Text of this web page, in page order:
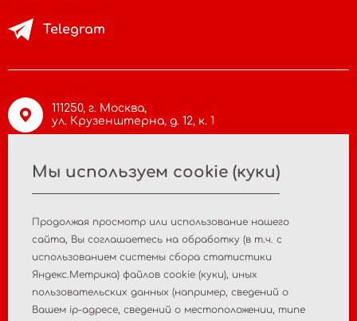
111250, г. Москва,
ул. Крузенштерна, д. 12, к. 1
info@asiamc.ru
+7 495 988 47 44
Telegram
Главная О компании
Мы используем cookie (куки)
Продолжая просмотр или использование нашего
cайта, Вы соглашаетесь на обработку (в т.ч. с
использованием системы сбора статистики
Яндекс.Метрика) файлов cookie (куки), иных
пользовательских данных (например, сведений о
Вашем ip-адресе, сведений о местоположении, типе